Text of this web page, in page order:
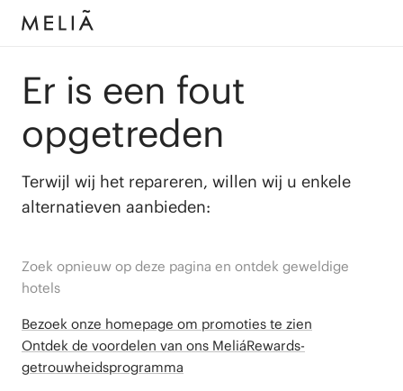
Er is een fout
opgetreden
Terwijl wij het repareren, willen wij u enkele
alternatieven aanbieden:
Zoek opnieuw op deze pagina en ontdek geweldige
hotels
Bezoek onze homepage om promoties te zien
Ontdek de voordelen van ons MeliáRewards-
getrouwheidsprogramma